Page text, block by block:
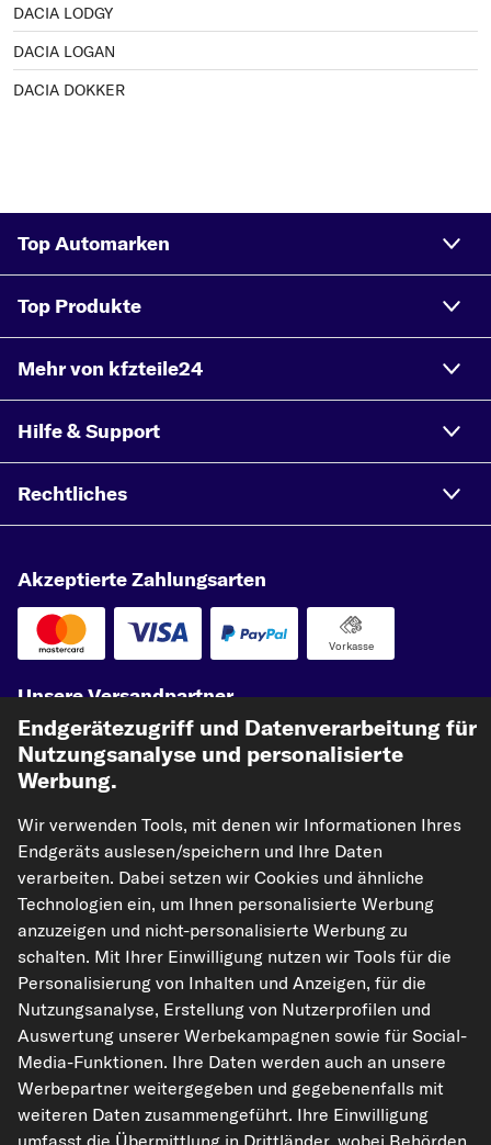
DACIA LODGY
DACIA LOGAN
DACIA DOKKER
Top Automarken
Top Produkte
Mehr von kfzteile24
Hilfe & Support
Rechtliches
Akzeptierte Zahlungsarten
Vorkasse
Unsere Versandpartner
kfzteile24.de carpardoo.nl
carpardoo.fr
carpardoo.dk
nicht vervielfältigt werden. Die Vervielfältigung und Verbreitung der Daten und
der Datenbank ohne vorherige Einwilligung von TecAlliance und/oder die
unautorisierte Nutzung von Inhalten stellt eine Verletzung des Urheberrechts
dar und kann rechtliche Schritte nach sich ziehen.
Endgerätezugriff und Datenverarbeitung für
Nutzungsanalyse und personalisierte
Werbung.
Wir verwenden Tools, mit denen wir Informationen Ihres
Endgeräts auslesen/speichern und Ihre Daten
verarbeiten. Dabei setzen wir Cookies und ähnliche
Technologien ein, um Ihnen personalisierte Werbung
anzuzeigen und nicht-personalisierte Werbung zu
schalten. Mit Ihrer Einwilligung nutzen wir Tools für die
Personalisierung von Inhalten und Anzeigen, für die
Nutzungsanalyse, Erstellung von Nutzerprofilen und
Auswertung unserer Werbekampagnen sowie für Social-
Media-Funktionen. Ihre Daten werden auch an unsere
Werbepartner weitergegeben und gegebenenfalls mit
weiteren Daten zusammengeführt. Ihre Einwilligung
umfasst die Übermittlung in Drittländer, wobei Behörden